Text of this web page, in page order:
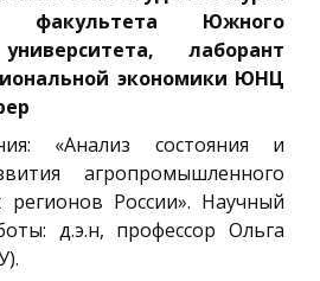
факультета Южного
лаборант
экономики ЮНЦ
«Анализ состояния и
агропромышленного
России». Научный
д.э.н, профессор Ольга